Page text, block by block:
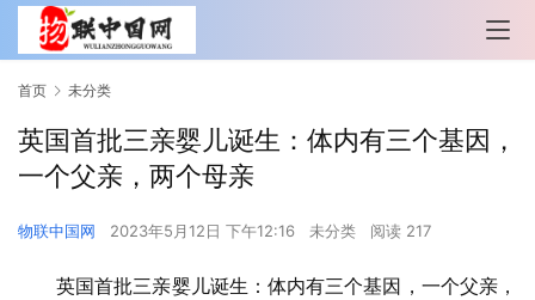
首页 未分类
英国首批三亲婴儿诞生：体内有三个基因，
一个父亲，两个母亲
物联中国网 2023年5月12日 下午12:16 未分类 阅读 217
英国首批三亲婴儿诞生：体内有三个基因，一个父亲，